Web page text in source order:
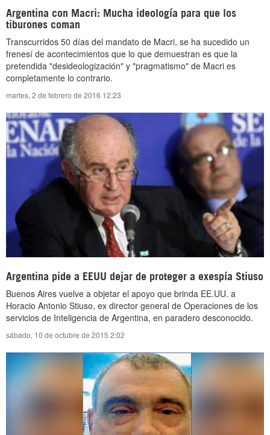
Argentina con Macri: Mucha ideología para que los
tiburones coman
Transcurridos 50 días del mandato de Macri, se ha sucedido un
frenesí de acontecimientos que lo que demuestran es que la
pretendida "desideologización" y "pragmatismo" de Macri es
completamente lo contrario.
martes, 2 de febrero de 2016 12:23
Argentina pide a EEUU dejar de proteger a exespía Stiuso
Buenos Aires vuelve a objetar el apoyo que brinda EE.UU. a
Horacio Antonio Stiuso, ex director general de Operaciones de los
servicios de Inteligencia de Argentina, en paradero desconocido.
sábado, 10 de octubre de 2015 2:02